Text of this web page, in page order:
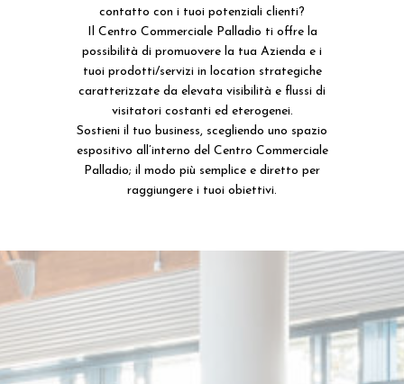
contatto con i tuoi potenziali clienti?
Il Centro Commerciale Palladio ti offre la
possibilità di promuovere la tua Azienda e i
tuoi prodotti/servizi in location strategiche
caratterizzate da elevata visibilità e flussi di
visitatori costanti ed eterogenei.
Sostieni il tuo business, scegliendo uno spazio
espositivo all’interno del Centro Commerciale
Palladio; il modo più semplice e diretto per
raggiungere i tuoi obiettivi.